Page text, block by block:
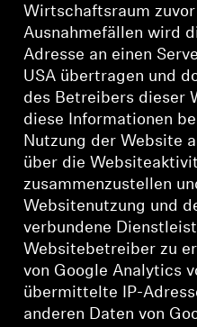
Wirtschaftsraum
Ausnahmefällen wird
Adresse an einen
USA übertragen und
des Betreibers dieser
diese Informationen
Nutzung der Website
über die
zusammenzustellen
Websitenutzung und
verbundene
Websitebetreiber zu
von Google Analytics
übermittelte IP-
anderen Daten von